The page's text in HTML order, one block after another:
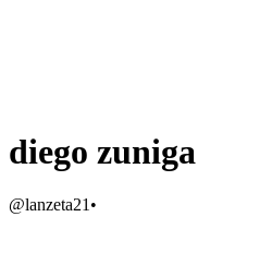
diego zuniga
@lanzeta21•